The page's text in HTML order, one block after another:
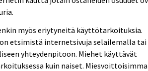
myös eriytyneitä käyttötarkoituksia.
etsimistä internetsivuja selailemalla tai
yhteydenpitoon. Miehet käyttävät
kuin naiset.